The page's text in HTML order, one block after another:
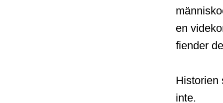
en
fiender
Historien
inte.